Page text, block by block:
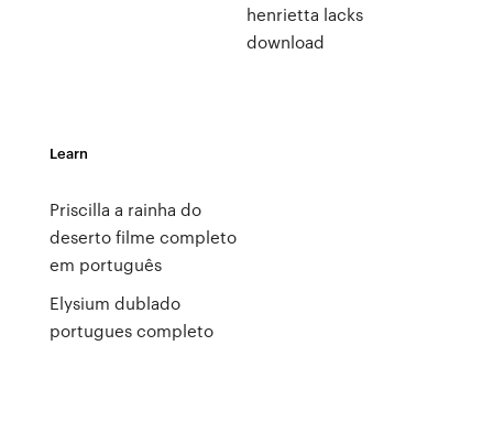
henrietta lacks
download
Learn
Priscilla a rainha do
deserto filme completo
em português
Elysium dublado
portugues completo